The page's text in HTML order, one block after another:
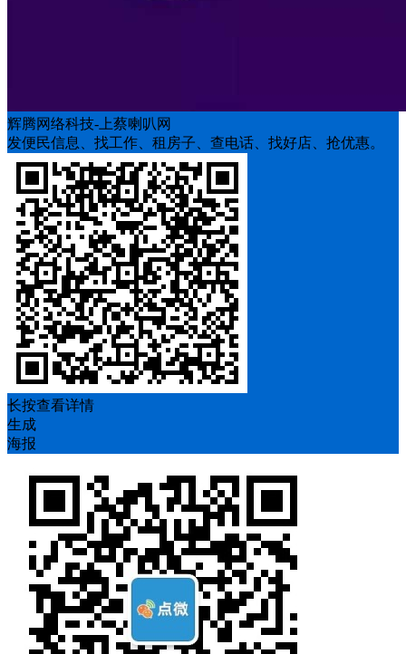
辉腾网络科技-上蔡喇叭网
发便民信息、找工作、租房子、查电话、找好店、抢优惠。
长按查看详情
生成
海报